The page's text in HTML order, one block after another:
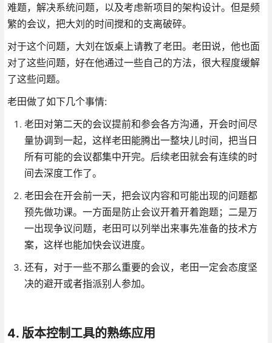
难题，解决系统问题，以及考虑新项目的架构设计。但是频
繁的会议，把大刘的时间搅和的支离破碎。
对于这个问题，大刘在饭桌上请教了老田。老田说，他也面
对了这些问题，好在他通过一些自己的方法，很大程度缓解
了这些问题。
老田做了如下几个事情:
老田对第二天的会议提前和参会各方沟通，开会时间尽
量协调到一起，这样老田能腾出一整块儿时间，把当日
所有可能的会议都集中开完。后续老田就会有连续的时
间去深度工作了。
老田会在开会前一天，把会议内容和可能出现的问题都
预先做功课。一方面是防止会议开着开着跑题；二是万
一出现争议问题，老田可以列举出来事先准备的技术方
案，这样也能加快会议进度。
还有，对于一些不那么重要的会议，老田一定会态度坚
决的避开或者指派别人参加。
4. 版本控制工具的熟练应用